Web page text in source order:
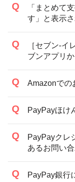
「まとめて
す」と表示
［セブン-イ
ブンアプリ
Amazonでの
PayPayほけ
PayPayクレ
あるお問い
PayPay銀行